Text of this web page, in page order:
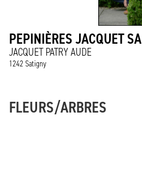
PEPINIÈRES JACQUET SA
JACQUET PATRY AUDE
1242 Satigny
FLEURS/ARBRES